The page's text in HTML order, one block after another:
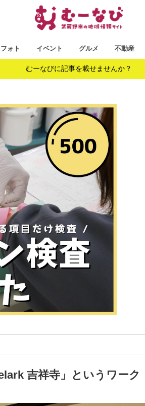
フォト イベント グルメ 不動産
むーなびに記事を載せませんか？
吉祥寺」というワーク